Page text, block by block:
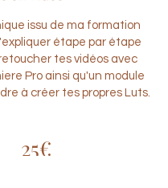
issu de ma formation
étape par étape
tes vidéos avec
Pro ainsi qu'un module
à créer tes propres Luts.
25€